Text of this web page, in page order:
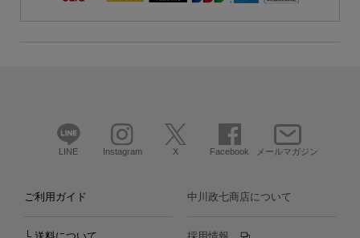
LINE Instagram X Facebook メールマガジン
ご利用ガイド 中川政七商店について